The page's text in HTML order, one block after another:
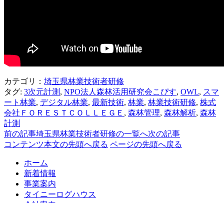
カテゴリ： 埼玉県林業技術者研修
タグ: 3次元計測 , NPO法人森林活用研究会こぴす, OWL, スマ
ート林業, デジタル林業, 最新技術, 林業, 林業技術研修, 株式
会社ＦＯＲＥＳＴＣＯＬＬＥＧＥ , 森林管理, 森林解析, 森林
計測
前の記事埼玉県林業技術者研修の一覧へ次の記事
コンテンツ本文の先頭へ戻る ページの先頭へ戻る
ホーム
新着情報
事業案内
タイニーログハウス